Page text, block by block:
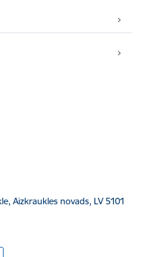
Aizkraukles novads, LV 5101